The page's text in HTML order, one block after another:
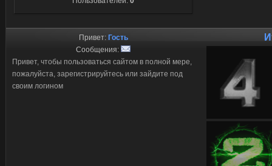
Привет: Гость
Сообщения:
Привет, чтобы пользоваться сайтом в полной мере,
пожалуйста, зарегистрируйтесь или зайдите под
своим логином